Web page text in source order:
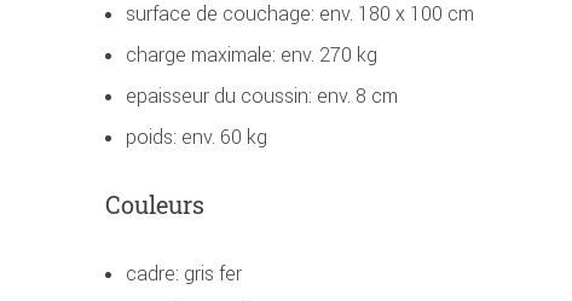
surface de couchage: env. 180 x 100 cm
charge maximale: env. 270 kg
epaisseur du coussin: env. 8 cm
poids: env. 60 kg
Couleurs
cadre: gris fer